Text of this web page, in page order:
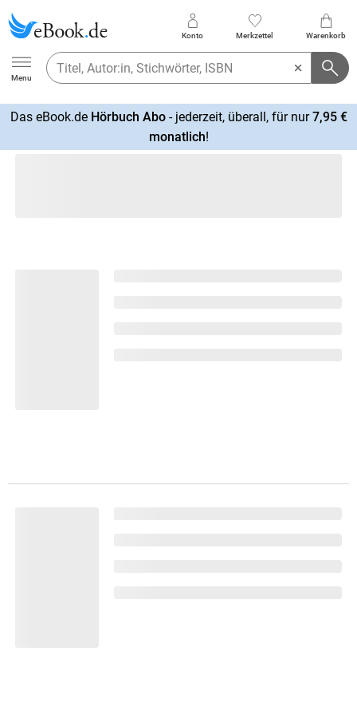
Ebook.de
Menu
Konto Merkzettel Warenkorb
Das eBook.de Hörbuch Abo- jederzeit, überall, für nur7,95 €
monatlich!